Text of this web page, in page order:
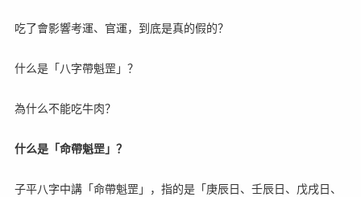
吃了會影響考運、官運，到底是真的假的？
什么是「八字帶魁罡」？
為什么不能吃牛肉？
什么是「命帶魁罡」？
子平八字中講「命帶魁罡」，指的是「庚辰日、壬辰日、戊戌日、